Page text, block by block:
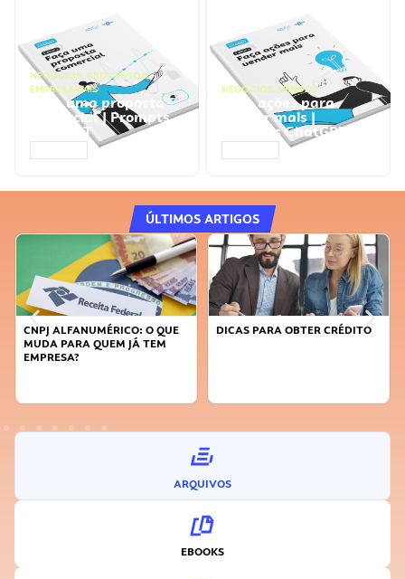
NEGÓCIOS, PROCESSOS
EMPRESARIAIS
Faça uma proposta
comercial | Prompts
ChatGPT
NEGÓCIOS, VENDAS
Faça ações para
vender mais |
Prompts ChatGPT
ÚLTIMOS ARTIGOS
DICAS PARA OBTER CRÉDITO
FAÇA A DIFERENÇA: SEJA
ARQUIVOS
EBOOKS